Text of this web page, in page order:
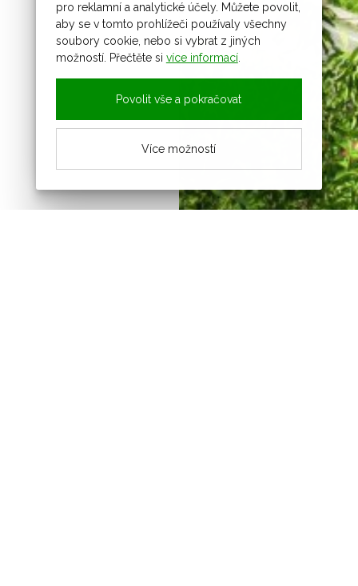
pro reklamní a analytické účely. Můžete povolit,
aby se v tomto prohlížeči používaly všechny
soubory cookie, nebo si vybrat z jiných
možností. Přečtěte si více informací.
Povolit vše a pokračovat
Více možností